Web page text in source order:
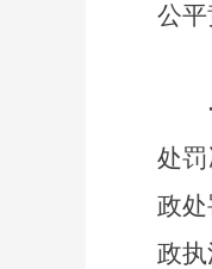
公
处
政
政